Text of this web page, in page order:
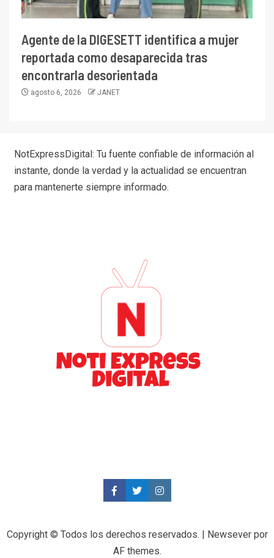
Agente de la DIGESETT identifica a mujer
reportada como desaparecida tras
encontrarla desorientada
agosto 6, 2026 JANET
NotExpressDigital: Tu fuente confiable de información al
instante, donde la verdad y la actualidad se encuentran
para mantenerte siempre informado.
Copyright © Todos los derechos reservados. Newseverpor
AF themes.